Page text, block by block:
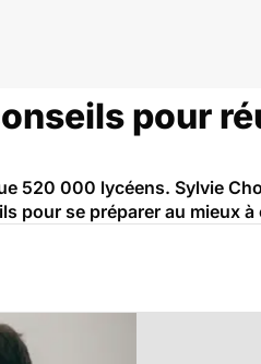
pour
520 000 lycéens. Sylvie
pour se préparer au mieux à